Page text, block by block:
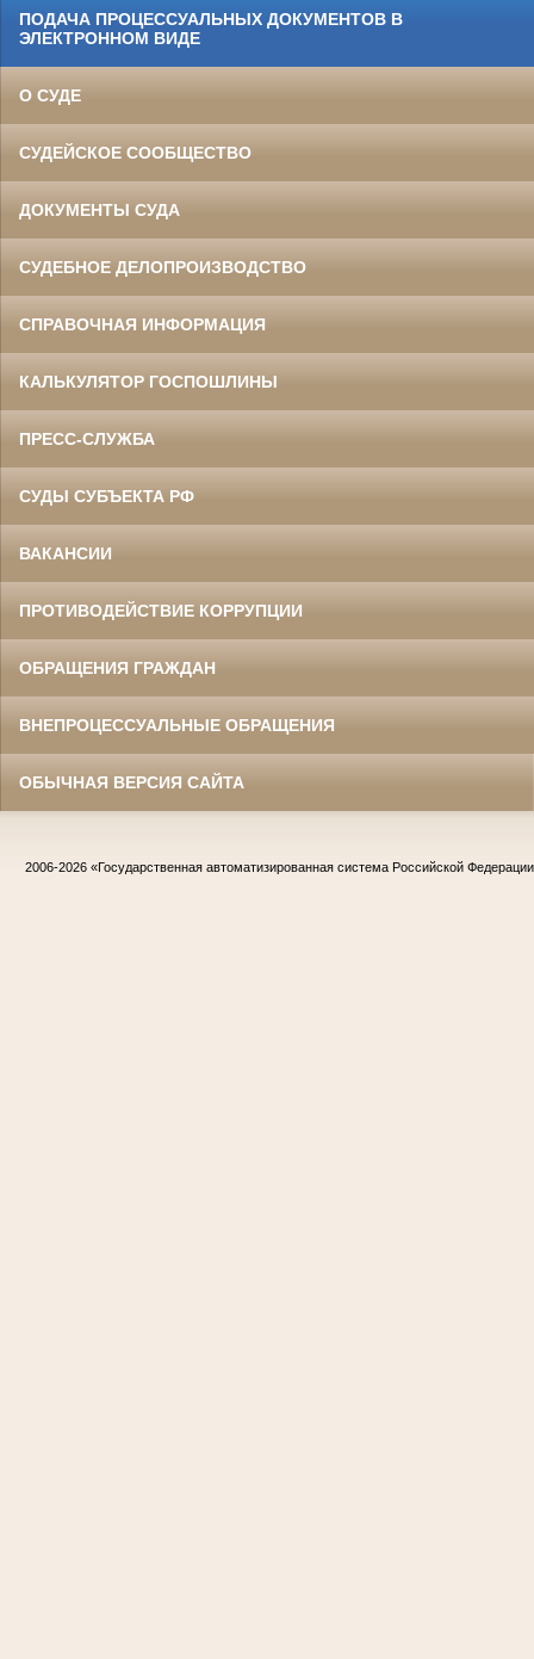
ПОДАЧА ПРОЦЕССУАЛЬНЫХ ДОКУМЕНТОВ В
ЭЛЕКТРОННОМ ВИДЕ
О СУДЕ
СУДЕЙСКОЕ СООБЩЕСТВО
ДОКУМЕНТЫ СУДА
СУДЕБНОЕ ДЕЛОПРОИЗВОДСТВО
СПРАВОЧНАЯ ИНФОРМАЦИЯ
КАЛЬКУЛЯТОР ГОСПОШЛИНЫ
ПРЕСС-СЛУЖБА
СУДЫ СУБЪЕКТА РФ
ВАКАНСИИ
ПРОТИВОДЕЙСТВИЕ КОРРУПЦИИ
ОБРАЩЕНИЯ ГРАЖДАН
ВНЕПРОЦЕССУАЛЬНЫЕ ОБРАЩЕНИЯ
ОБЫЧНАЯ ВЕРСИЯ САЙТА
2006-2026 «Государственная автоматизированная система Российской